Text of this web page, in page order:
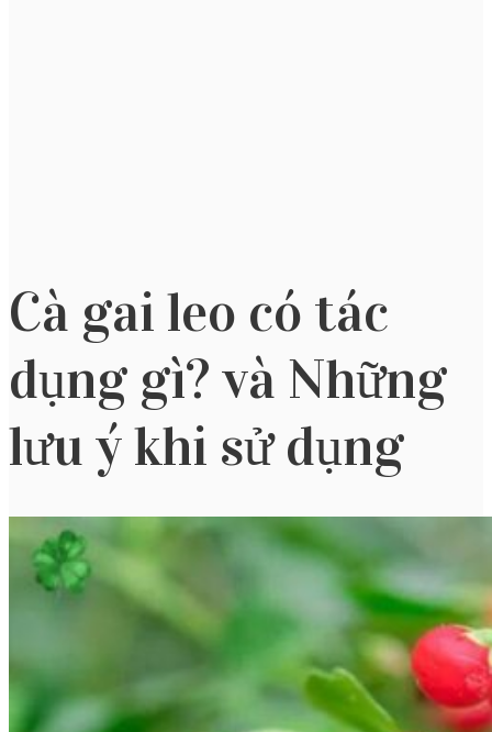
Cà gai leo có tác
dụng gì? và Những
lưu ý khi sử dụng